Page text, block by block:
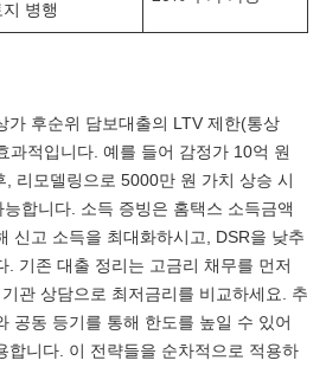
지 병행
가 후순위 담보대출의 LTV 제한(통상
과적입니다. 예를 들어 감정가 10억 원
리모델링으로 5000만 원 가치 상승 시
합니다. 소득 증빙은 홈택스 소득금액
신고 소득을 최대화하시고, DSR을 낮추
. 기존 대출 정리는 고금리 채무를 먼저
관 상담으로 최저금리를 비교하세요. 추
공동 등기를 통해 한도를 높일 수 있어
합니다. 이 전략들을 순차적으로 적용하